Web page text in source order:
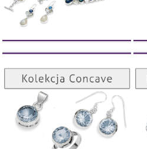
Kolekcja Concave
ZOBACZ